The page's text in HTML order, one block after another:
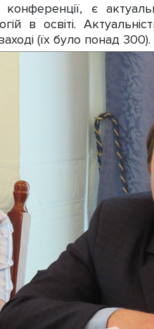
є
в освіті.
(їх було понад 300).